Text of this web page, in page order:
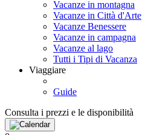
Vacanze in montagna
Vacanze in Città d'Arte
Vacanze Benessere
Vacanze in campagna
Vacanze al lago
Tutti i Tipi di Vacanza
Viaggiare
Guide
Consulta i prezzi e le disponibilità